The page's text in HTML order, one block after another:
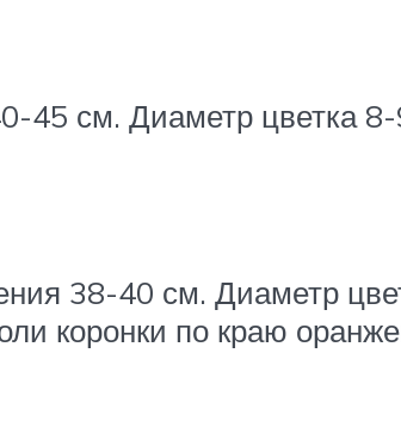
45 см. Диаметр цветка
38-40 см. Диаметр
коронки по краю